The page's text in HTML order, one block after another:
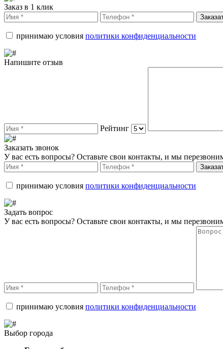
Заказ в 1 клик
принимаю условия политики конфиденциальности
Напишите отзыв
Рейтинг
Заказать звонок
У вас есть вопросы? Оставьте свои контакты, и мы
принимаю условия политики конфиденциальности
Задать вопрос
У вас есть вопросы? Оставьте свои контакты, и мы
принимаю условия политики конфиденциальности
Выбор города